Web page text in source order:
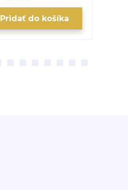
Pridať do košíka